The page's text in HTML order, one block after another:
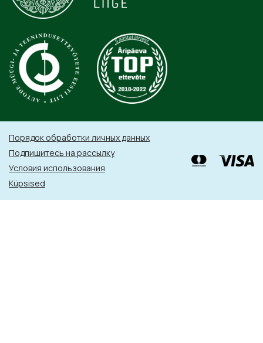
Порядок обработки личных данных
Подпишитесь на рассылку
Условия использования
Küpsised